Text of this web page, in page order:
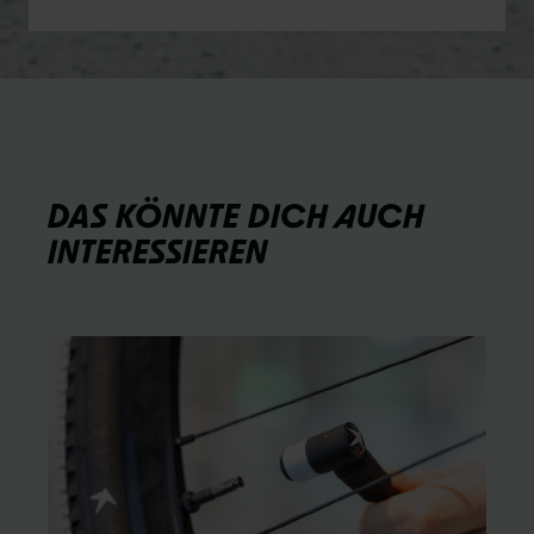
DAS KÖNNTE DICH AUCH
INTERESSIEREN